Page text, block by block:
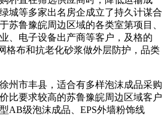
城等多家出名房企成立了持久计谋合
苏鲁豫皖周边区域的各类室第项目、
、电子设备出产商等客户，及格的
格布和抗老化砂浆做外层防护，品类
市丰县，适合有多样泡沫成品采购
比要求较高的苏鲁豫皖周边区域客户
AB级泡沫成品、EPS外墙粉饰线